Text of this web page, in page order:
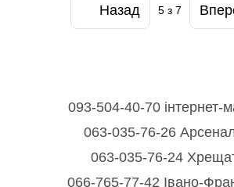
Назад 5з 7
093-504-40-70 інтернет-
063-035-76-26
063-035-76-24
066-765-77-42 Івано-